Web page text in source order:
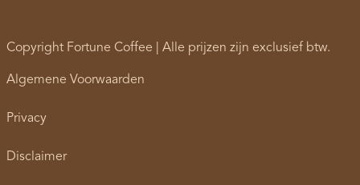
Copyright Fortune Coffee | Alle prijzen zijn exclusief btw.
Algemene Voorwaarden
Privacy
Disclaimer